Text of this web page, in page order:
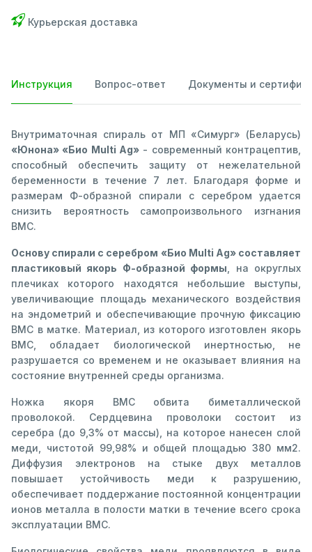
Курьерская доставка
Инструкция Вопрос-ответ Документы и
Внутриматочная спираль от МП «Симург» (Беларусь)
«Юнона» «Био Multi Ag» - современный контрацептив,
способный обеспечить защиту от нежелательной
беременности в течение 7 лет. Благодаря форме и
размерам Ф-образной спирали с серебром удается
снизить вероятность самопроизвольного изгнания
ВМС.
Основу спирали с серебром «Био Multi Ag» составляет
пластиковый якорь Ф-образной формы , на округлых
плечиках которого находятся небольшие выступы,
увеличивающие площадь механического воздействия
на эндометрий и обеспечивающие прочную фиксацию
ВМС в матке. Материал, из которого изготовлен якорь
ВМС, обладает биологической инертностью, не
разрушается со временем и не оказывает влияния на
состояние внутренней среды организма.
Ножка якоря ВМС обвита биметаллической
проволокой. Сердцевина проволоки состоит из
серебра (до 9,3% от массы), на которое нанесен слой
меди, чистотой 99,98% и общей площадью 380 мм2.
Диффузия электронов на стыке двух металлов
повышает устойчивость меди к разрушению,
обеспечивает поддержание постоянной концентрации
ионов металла в полости матки в течение всего срока
эксплуатации ВМС.